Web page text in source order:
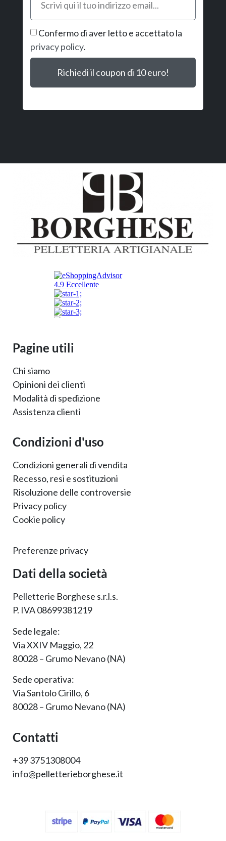
Confermo di aver letto e accettato la
privacy policy.
Richiedi il coupon di 10 euro!
Pagine utili
Chi siamo
Opinioni dei clienti
Modalità di spedizione
Assistenza clienti
Condizioni d'uso
Condizioni generali di vendita
Recesso, resi e sostituzioni
Risoluzione delle controversie
Privacy policy
Cookie policy
Preferenze privacy
Dati della società
Pelletterie Borghese s.r.l.s.
P. IVA 08699381219
Sede legale:
Via XXIV Maggio, 22
80028 – Grumo Nevano (NA)
Sede operativa:
Via Santolo Cirillo, 6
80028 – Grumo Nevano (NA)
Contatti
+39 3751308004
info@pelletterieborghese.it